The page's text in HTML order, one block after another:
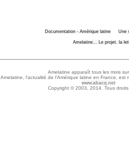
Documentation - Amérique latine Une
Amelatine... Le projet. la
Amelatine apparaît tous les mois
Amelatine, l'actualité de l'Amérique latine en France, est
www.abacq.net
Copyright © 2003, 2014. Tous